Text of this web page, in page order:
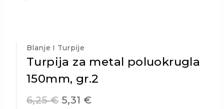
Blanje I Turpije
Turpija za metal poluokrugla
150mm, gr.2
6,25€ 5,31 €